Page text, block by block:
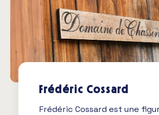
Frédéric Cossard
Frédéric Cossard est une